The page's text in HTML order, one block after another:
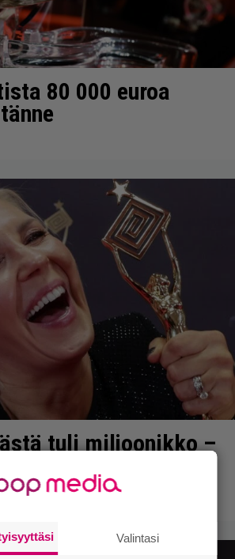
80 000 euroa
tuli miljoonikko –
edes riitä, näin se
Valintasi